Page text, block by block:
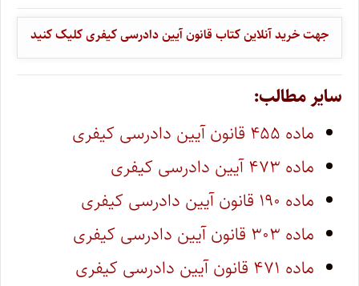
جهت خرید آنلاین کتاب قانون آیین دادرسی کیفری کلیک کنید
سایر مطالب:
ماده ۴۵۵ قانون آیین دادرسی کیفری
ماده ۴۷۳ آیین دادرسی کیفری
ماده ۱۹۰ قانون آیین دادرسی کیفری
ماده ۳۰۳ قانون آیین دادرسی کیفری
ماده ۴۷۱ قانون آیین دادرسی کیفری